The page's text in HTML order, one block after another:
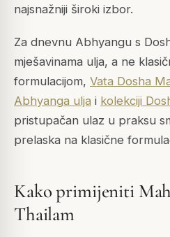
najsnažniji široki izbor.
Za dnevnu Abhyangu s
mješavinama ulja, a ne
formulacijom, Vata Dosha
Abhyanga ulja i kolekciji
pristupačan ulaz u praksu
prelaska na klasične
Kako primijeniti
Thailam